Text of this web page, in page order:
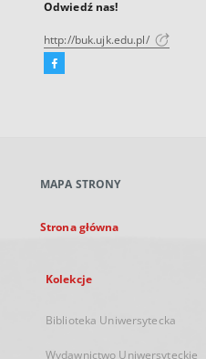
Odwiedź nas!
http://buk.ujk.edu.pl/
Facebook
karcie
MAPA STRONY
Strona główna
Kolekcje
Biblioteka Uniwersytecka
Wydawnictwo Uniwersyteckie